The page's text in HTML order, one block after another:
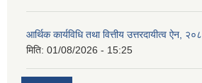
आर्थिक कार्यविधि तथा वित्तीय उत्तरदायीत्व ऐन,
मिति: 01/08/2026 - 15:25